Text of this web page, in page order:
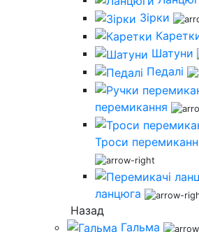
Зірки
Шатуни
Педалі
перемикання
Троси
ланцюга
Назад
Гальма